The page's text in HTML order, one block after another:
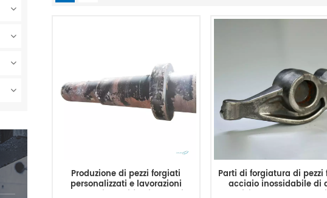
Produzione di pezzi forgiati
personalizzati e lavorazioni
Parti di forgiatura di pezzi
acciaio inossidabile di